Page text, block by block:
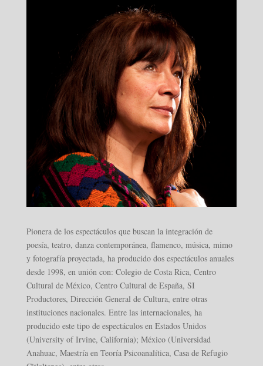
Pionera de los espectáculos que buscan la integración de
poesía, teatro, danza contemporánea, flamenco, música, mimo
y fotografía proyectada, ha producido dos espectáculos anuales
desde 1998, en unión con: Colegio de Costa Rica, Centro
Cultural de México, Centro Cultural de España, SI
Productores, Dirección General de Cultura, entre otras
instituciones nacionales. Entre las internacionales, ha
producido este tipo de espectáculos en Estados Unidos
(University of Irvine, California); México (Universidad
Anahuac, Maestría en Teoría Psicoanalítica, Casa de Refugio